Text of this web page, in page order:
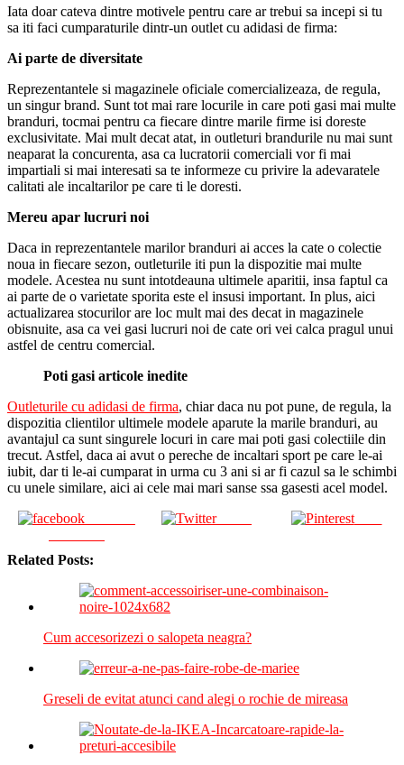
Iata doar cateva dintre motivele pentru care ar trebui sa incepi si tu
sa iti faci cumparaturile dintr-un outlet cu adidasi de firma:
Ai parte de diversitate
Reprezentantele si magazinele oficiale comercializeaza, de regula,
un singur brand. Sunt tot mai rare locurile in care poti gasi mai multe
branduri, tocmai pentru ca fiecare dintre marile firme isi doreste
exclusivitate. Mai mult decat atat, in outleturi brandurile nu mai sunt
neaparat la concurenta, asa ca lucratorii comerciali vor fi mai
impartiali si mai interesati sa te informeze cu privire la adevaratele
calitati ale incaltarilor pe care ti le doresti.
Mereu apar lucruri noi
Daca in reprezentantele marilor branduri ai acces la cate o colectie
noua in fiecare sezon, outleturile iti pun la dispozitie mai multe
modele. Acestea nu sunt intotdeauna ultimele aparitii, insa faptul ca
ai parte de o varietate sporita este el insusi important. In plus, aici
actualizarea stocurilor are loc mult mai des decat in magazinele
obisnuite, asa ca vei gasi lucruri noi de cate ori vei calca pragul unui
astfel de centru comercial.
Poti gasi articole inedite
Outleturile cu adidasi de firma, chiar daca nu pot pune, de regula, la
dispozitia clientilor ultimele modele aparute la marile branduri, au
avantajul ca sunt singurele locuri in care mai poti gasi colectiile din
trecut. Astfel, daca ai avut o pereche de incaltari sport pe care le-ai
iubit, dar ti le-ai cumparat in urma cu 3 ani si ar fi cazul sa le schimbi
cu unele similare, aici ai cele mai mari sanse ssa gasesti acel model.
Tweet Save
Related Posts:
Cum accesorizezi o salopeta neagra?
Greseli de evitat atunci cand alegi o rochie de mireasa